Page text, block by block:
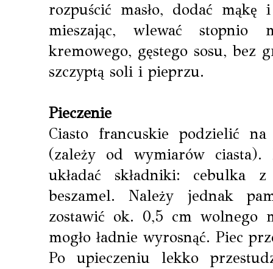
rozpuścić masło, dodać mąkę
mieszając, wlewać
kremowego, gęstego sosu, bez
szczyptą soli i pieprzu.
Pieczenie
Ciasto francuskie podzielić
(zależy od wymiarów ciasta).
układać składniki: cebulka
beszamel. Należy jednak
zostawić ok. 0,5 cm wolnego
mogło ładnie wyrosnąć. Piec
Po upieczeniu lekko